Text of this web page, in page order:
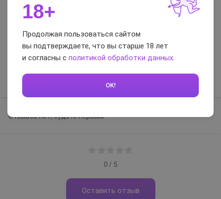
ярко-розовый
Гарантия
Отзывы и вопросы-
ответы
Отзывов нет, будьте первым
0 / 5
Оставить отзыв
18+
Продолжая пользоваться сайтом
вы подтверждаете, что вы старше 18 лет
и согласны с политикой обработки данных.
OK!